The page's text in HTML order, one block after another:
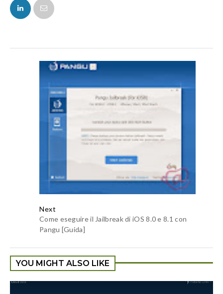
FACEBOOK
Next
Come eseguire il Jailbreak di iOS 8.0 e 8.1 con
Pangu [Guida]
YOU MIGHT ALSO LIKE